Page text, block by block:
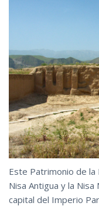
Este Patrimonio de la
Nisa Antigua y la
capital del Imperio